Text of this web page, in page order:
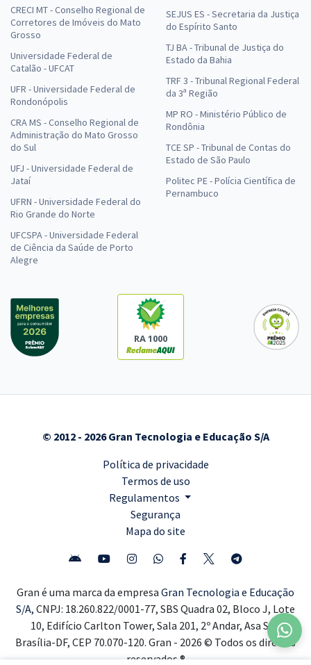
CRECI MT - Conselho Regional de
Corretores de Imóveis do Mato
Grosso
Universidade Federal de
Catalão - UFCAT
UFR - Universidade Federal de
Rondonópolis
CRA MS - Conselho Regional de
Administração do Mato Grosso
do Sul
UFJ - Universidade Federal de
Jataí
UFRN - Universidade Federal do
Rio Grande do Norte
UFCSPA - Universidade Federal
de Ciência da Saúde de Porto
Alegre
SEJUS ES - Secretaria da Justiça
do Espírito Santo
TJ BA - Tribunal de Justiça do
Estado da Bahia
TRF 3 - Tribunal Regional Federal
da 3ª Região
MP RO - Ministério Público de
Rondônia
TCE SP - Tribunal de Contas do
Estado de São Paulo
Politec PE - Polícia Científica de
Pernambuco
RA 1000
© 2012 - 2026 Gran Tecnologia e Educação S/A
Política de privacidade
Termos de uso
Regulamentos
Segurança
Mapa do site
Gran é uma marca da empresa Gran Tecnologia e Educação
S/A, CNPJ: 18.260.822/0001-77, SBS Quadra 02, Bloco J, Lote
10, Edifício Carlton Tower, Sala 201, 2º Andar, Asa Sul,
Brasília-DF, CEP 70.070-120. Gran - 2026 © Todos os direitos
reservados ®